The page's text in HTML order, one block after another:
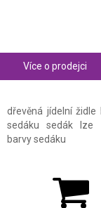
Více o prodejci
dřevěná jídelní
sedáku sedák lze
barvy sedáku